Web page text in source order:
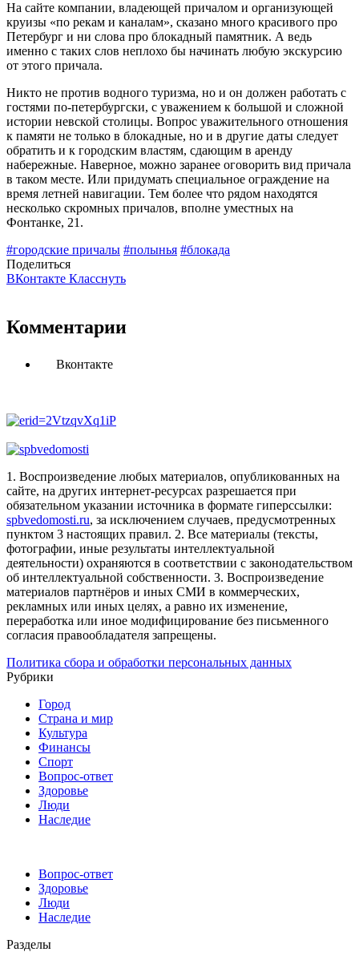
На сайте компании, владеющей причалом и организующей
круизы «по рекам и каналам», сказано много красивого про
Петербург и ни слова про блокадный памятник. А ведь
именно с таких слов неплохо бы начинать любую экскурсию
от этого причала.
Никто не против водного туризма, но и он должен работать с
гостями по-петербургски, с уважением к большой и сложной
истории невской столицы. Вопрос уважительного отношения
к памяти не только в блокадные, но и в другие даты следует
обратить и к городским властям, сдающим в аренду
набережные. Наверное, можно заранее оговорить вид причала
в таком месте. Или придумать специальное ограждение на
время летней навигации. Тем более что рядом находятся
несколько скромных причалов, вполне уместных на
Фонтанке, 21.
#городские причалы #полынья #блокада
Поделиться
ВКонтакте Класснуть
Комментарии
Вконтакте
1. Воспроизведение любых материалов, опубликованных на
сайте, на других интернет-ресурсах разрешается при
обязательном указании источника в формате гиперссылки:
spbvedomosti.ru, за исключением случаев, предусмотренных
пунктом 3 настоящих правил. 2. Все материалы (тексты,
фотографии, иные результаты интеллектуальной
деятельности) охраняются в соответствии с законодательством
об интеллектуальной собственности. 3. Воспроизведение
материалов партнёров и иных СМИ в коммерческих,
рекламных или иных целях, а равно их изменение,
переработка или иное модифицирование без письменного
согласия правообладателя запрещены.
Политика сбора и обработки персональных данных
Рубрики
Город
Страна и мир
Культура
Финансы
Спорт
Вопрос-ответ
Здоровье
Люди
Наследие
Вопрос-ответ
Здоровье
Люди
Наследие
Разделы